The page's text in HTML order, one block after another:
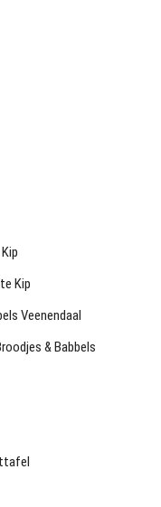
Kip
Veenendaal
& Babbels